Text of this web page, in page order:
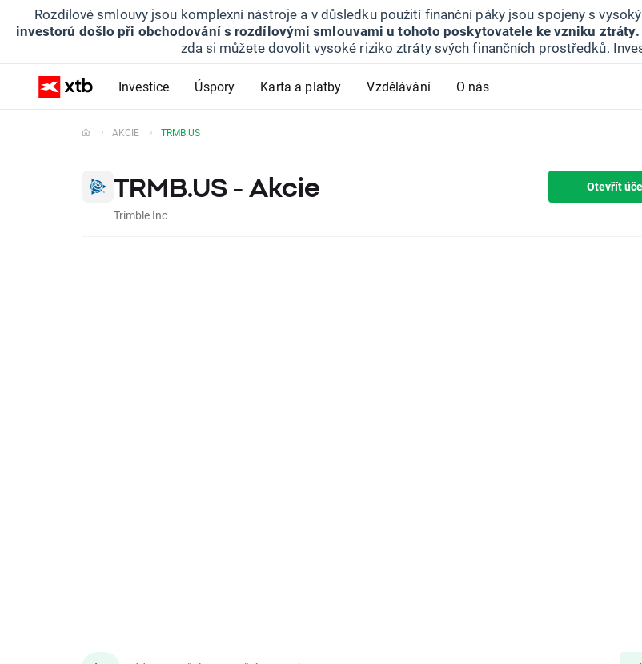
Rozdílové smlouvy jsou komplexní nástroje a v důsledku použití finanční páky jsou spojeny s
investorů došlo při obchodování s rozdílovými smlouvami u tohoto poskytovatele ke vzniku ztráty.
zda si můžete dovolit vysoké riziko ztráty svých finančních prostředků.
Investice Úspory Karta a platby Vzdělávání O nás
AKCIE TRMB.US
TRMB.US - Akcie
Trimble Inc
Otevřít